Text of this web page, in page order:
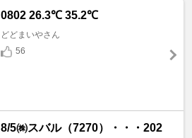
0802 26.3℃ 35.2℃
どどまいやさん
56
8/5㈱スバル（7270）・・・202